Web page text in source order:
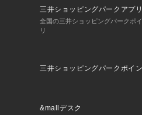
三井ショッピングパークアプリ
全国の三井ショッピングパークポ
リ
三井ショッピングパークポイン
&mallデスク